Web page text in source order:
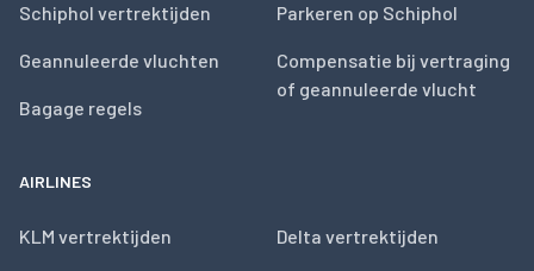
Schiphol vertrektijden
Geannuleerde vluchten
Bagage regels
Parkeren op Schiphol
Compensatie bij vertraging
of geannuleerde vlucht
AIRLINES
KLM vertrektijden Delta vertrektijden